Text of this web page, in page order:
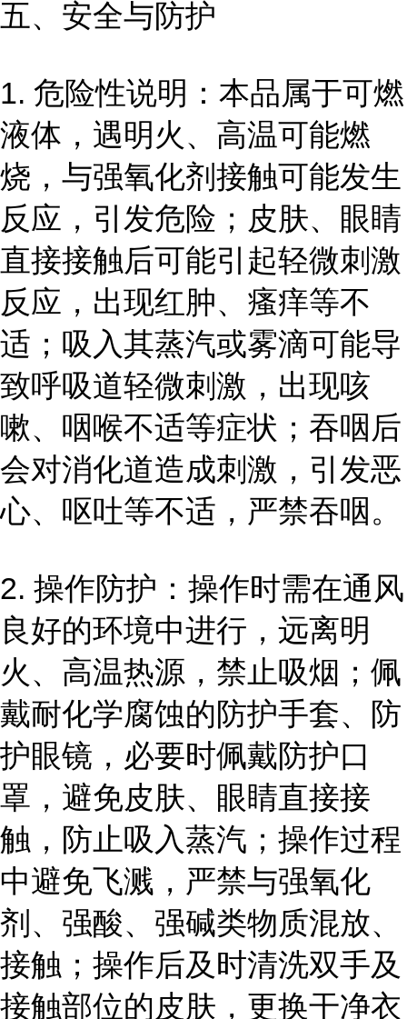
五、安全与防护
1. 危险性说明：本品属于可燃
液体，遇明火、高温可能燃
烧，与强氧化剂接触可能发生
反应，引发危险；皮肤、眼睛
直接接触后可能引起轻微刺激
反应，出现红肿、瘙痒等不
适；吸入其蒸汽或雾滴可能导
致呼吸道轻微刺激，出现咳
嗽、咽喉不适等症状；吞咽后
会对消化道造成刺激，引发恶
心、呕吐等不适，严禁吞咽。
2. 操作防护：操作时需在通风
良好的环境中进行，远离明
火、高温热源，禁止吸烟；佩
戴耐化学腐蚀的防护手套、防
护眼镜，必要时佩戴防护口
罩，避免皮肤、眼睛直接接
触，防止吸入蒸汽；操作过程
中避免飞溅，严禁与强氧化
剂、强酸、强碱类物质混放、
接触；操作后及时清洗双手及
接触部位的皮肤，更换干净衣